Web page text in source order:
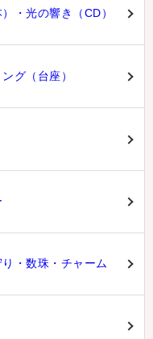
・光の響き（CD）
グ（台座）
・数珠・チャーム